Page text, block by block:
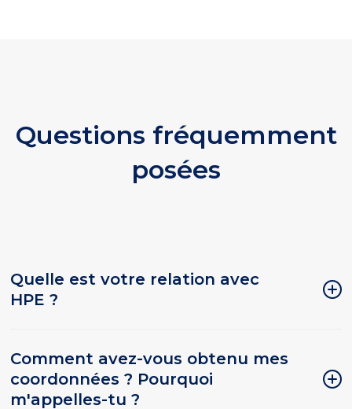
Questions fréquemment
posées
Quelle est votre relation avec
HPE ?
service officiel de rappel de
renouvellement HPE pour les services
Comment avez-vous obtenu mes
coordonnées ? Pourquoi
m'appelles-tu ?